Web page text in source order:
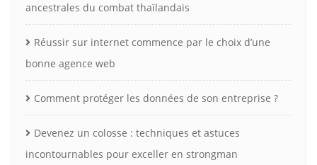
ancestrales du combat thaïlandais
Réussir sur internet commence par le choix d’une
bonne agence web
Comment protéger les données de son entreprise ?
Devenez un colosse : techniques et astuces
incontournables pour exceller en strongman